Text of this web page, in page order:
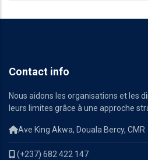
Contact info
Nous aidons les organisations et les
leurs limites grâce à une approche
Ave King Akwa, Douala Bercy, CMR
(+237) 682 422 147